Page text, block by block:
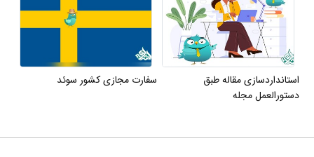
استانداردسازی مقاله طبق
دستورالعمل مجله
سفارت مجازی کشور سوئد